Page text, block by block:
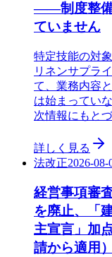
——制度整備
ていません
特定技能の対
リネンサプラ
て、業務内容
は始まってい
次情報にもと
詳しく見る
法改正2026-08-
経営事項審
を廃止、「
主宣言」加
請から適用）